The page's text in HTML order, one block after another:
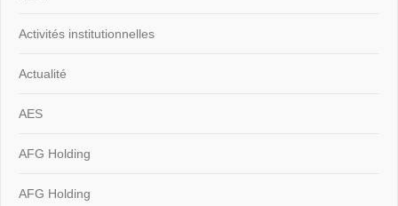
Activités institutionnelles
Actualité
AES
AFG Holding
AFG Holding